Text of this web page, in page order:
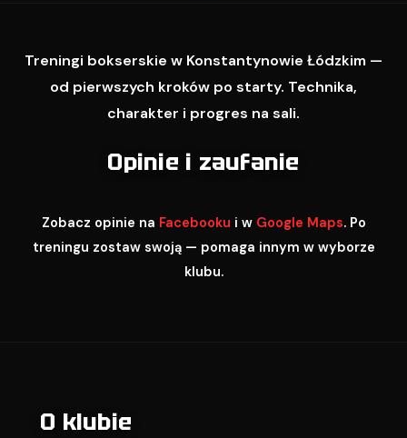
Treningi bokserskie w Konstantynowie Łódzkim —
od pierwszych kroków po starty. Technika,
charakter i progres na sali.
Opinie i zaufanie
Zobacz opinie na Facebooku i w Google Maps. Po
treningu zostaw swoją — pomaga innym w wyborze
klubu.
O klubie